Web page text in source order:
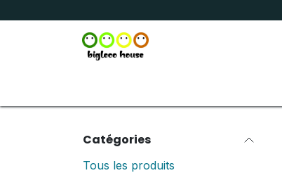
Catégories
Tous les produits